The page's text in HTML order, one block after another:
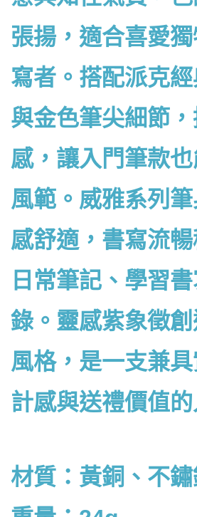
張揚，適合喜愛
寫者。搭配派克
與金色筆尖細節
感，讓入門筆款
風範。威雅系列
感舒適，書寫流
日常筆記、學習
錄。靈感紫象徵
風格，是一支兼
計感與送禮價值的
材質：黃銅、不鏽